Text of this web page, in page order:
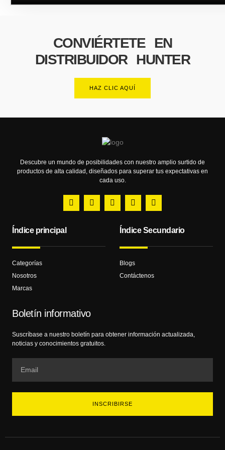
CONVIÉRTETE EN
DISTRIBUIDOR HUNTER
HAZ CLIC AQUÍ
Descubre un mundo de posibilidades con nuestro amplio surtido de
productos de alta calidad, diseñados para superar tus expectativas en
cada uso.
Índice principal
Categorías
Nosotros
Marcas
Índice Secundario
Blogs
Contáctenos
Boletín informativo
Suscríbase a nuestro boletín para obtener información actualizada,
noticias y conocimientos gratuitos.
INSCRIBIRSE